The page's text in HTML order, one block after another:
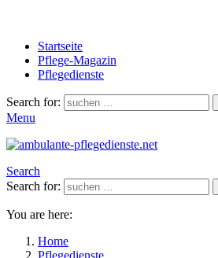
Startseite
Pflege-Magazin
Pflegedienste
Search for:
Menu
Search
Search for:
You are here:
Home
Pflegedienste